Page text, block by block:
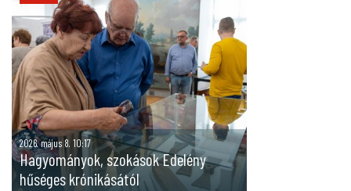
2026. május 8. 10:17
Hagyományok, szokások Edelény
hűséges krónikásától